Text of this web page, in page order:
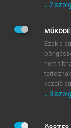
Kérek
veszem és
mersz.hu
tudomásul
↓ 2
Ezek a
nem
kezelő
↓ 3